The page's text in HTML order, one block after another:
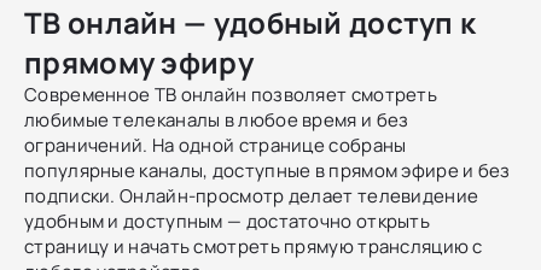
ТВ онлайн — удобный доступ к
прямому эфиру
Современное ТВ онлайн позволяет смотреть
любимые телеканалы в любое время и без
ограничений. На одной странице собраны
популярные каналы, доступные в прямом эфире и без
подписки. Онлайн-просмотр делает телевидение
удобным и доступным — достаточно открыть
страницу и начать смотреть прямую трансляцию с